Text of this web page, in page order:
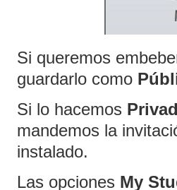
Si queremos
guardarlo como
Si lo hacemos
mandemos la
instalado.
Las opciones My